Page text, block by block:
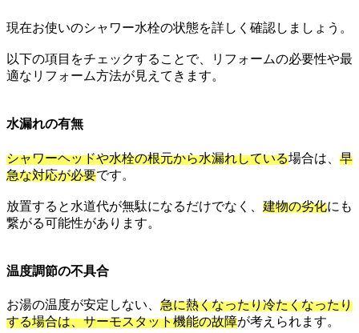
現在お使いのシャワー水栓の状態を詳しく確認しましょう。
以下の項目をチェックすることで、リフォームの必要性や最
適なリフォーム方法が見えてきます。
水漏れの有無
シャワーヘッドや水栓の根元から水漏れしている場合は、 早
急な対応が必要です。
放置すると水道代が無駄になるだけでなく、 建物の劣化にも
繋がる可能性があります。
温度調節の不具合
お湯の温度が安定しない、 急に熱くなったり冷たくなったり
する場合は、サーモスタット機能の故障が考えられます。